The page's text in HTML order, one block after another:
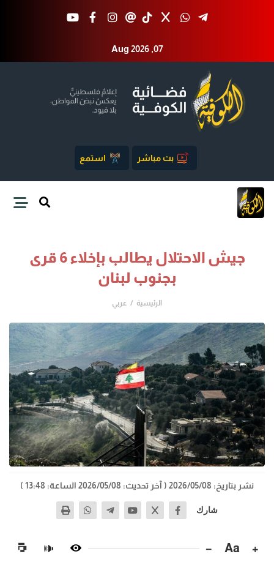
Aug 2026 ,07
بث مباشر استمع
جيش الاحتلال يطالب بإخلاء 6 قرى
بجنوب لبنان
الرئيسية عربي
نشر بتاريخ: 2026/05/08 ( آخر تحديث: 2026/05/08 الساعة: 13:48 )
شارك
+
Aa
−
🔊